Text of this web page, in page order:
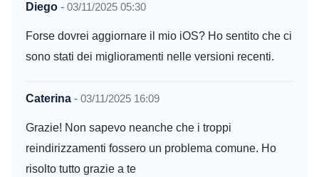
Diego - 03/11/2025 05:30
Forse dovrei aggiornare il mio iOS? Ho sentito che ci
sono stati dei miglioramenti nelle versioni recenti.
Caterina - 03/11/2025 16:09
Grazie! Non sapevo neanche che i troppi
reindirizzamenti fossero un problema comune. Ho
risolto tutto grazie a te